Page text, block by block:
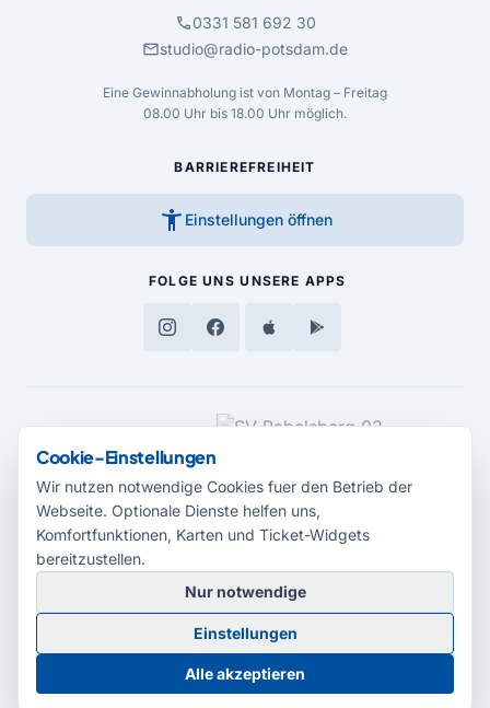
call0331 581 692 30
mailstudio@radio-potsdam.de
Eine Gewinnabholung ist von Montag – Freitag
08.00 Uhr bis 18.00 Uhr möglich.
BARRIEREFREIHEIT
accessibility_new Einstellungen öffnen
FOLGE UNS UNSERE APPS
MEDIENPARTNER
© 2026 Radio Potsdam. Webseite entwickelt durch dieMedienagentur
Babelsberg
BarrierefreiheitserklärungAGBDatenschutzImpressum
Cookie-Einstellungen
Cookie-Einstellungen
Wir nutzen notwendige Cookies fuer den Betrieb der
Webseite. Optionale Dienste helfen uns,
Komfortfunktionen, Karten und Ticket-Widgets
bereitzustellen.
Nur notwendige
Einstellungen
Alle akzeptieren